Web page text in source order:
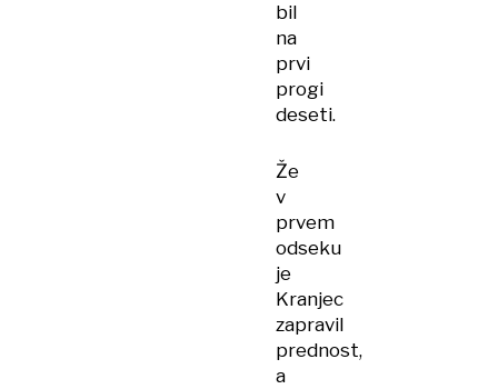
bil
na
prvi
progi
deseti.
Že
v
prvem
odseku
je
Kranjec
zapravil
prednost,
a